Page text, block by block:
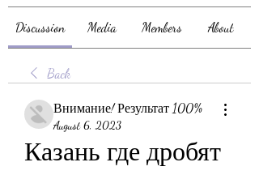
Discussion Media Members About
Back
Внимание! Результат 100%
August 6, 2023
Казань где дробят